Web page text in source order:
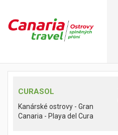
CURASOL
Kanárské ostrovy - Gran
Canaria - Playa del Cura